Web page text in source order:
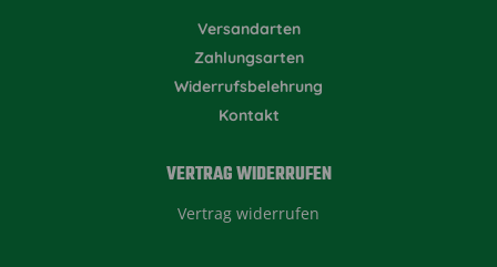
Versandarten
Zahlungsarten
Widerrufsbelehrung
Kontakt
VERTRAG WIDERRUFEN
Vertrag widerrufen